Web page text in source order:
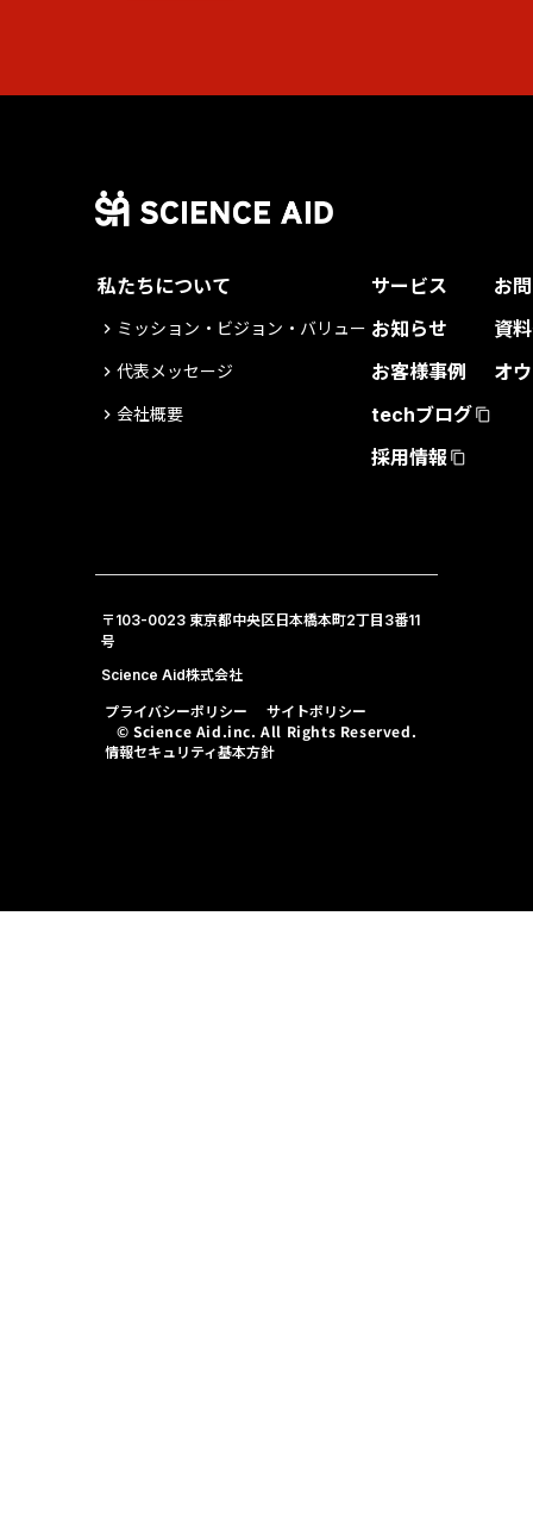
私たちについて
keyboard_arrow_right ミッション・ビジョン・バリュー
keyboard_arrow_right 代表メッセージ
keyboard_arrow_right 会社概要
サービス
お知らせ
お客様事例
techブログ content_copy
採用情報 content_copy
お
資
オ
〒103-0023 東京都中央区日本橋本町2丁目3番11
号
Science Aid株式会社
プライバシーポリシー サイトポリシー
情報セキュリティ基本方針
© Science Aid.inc. All Rights Reserved.